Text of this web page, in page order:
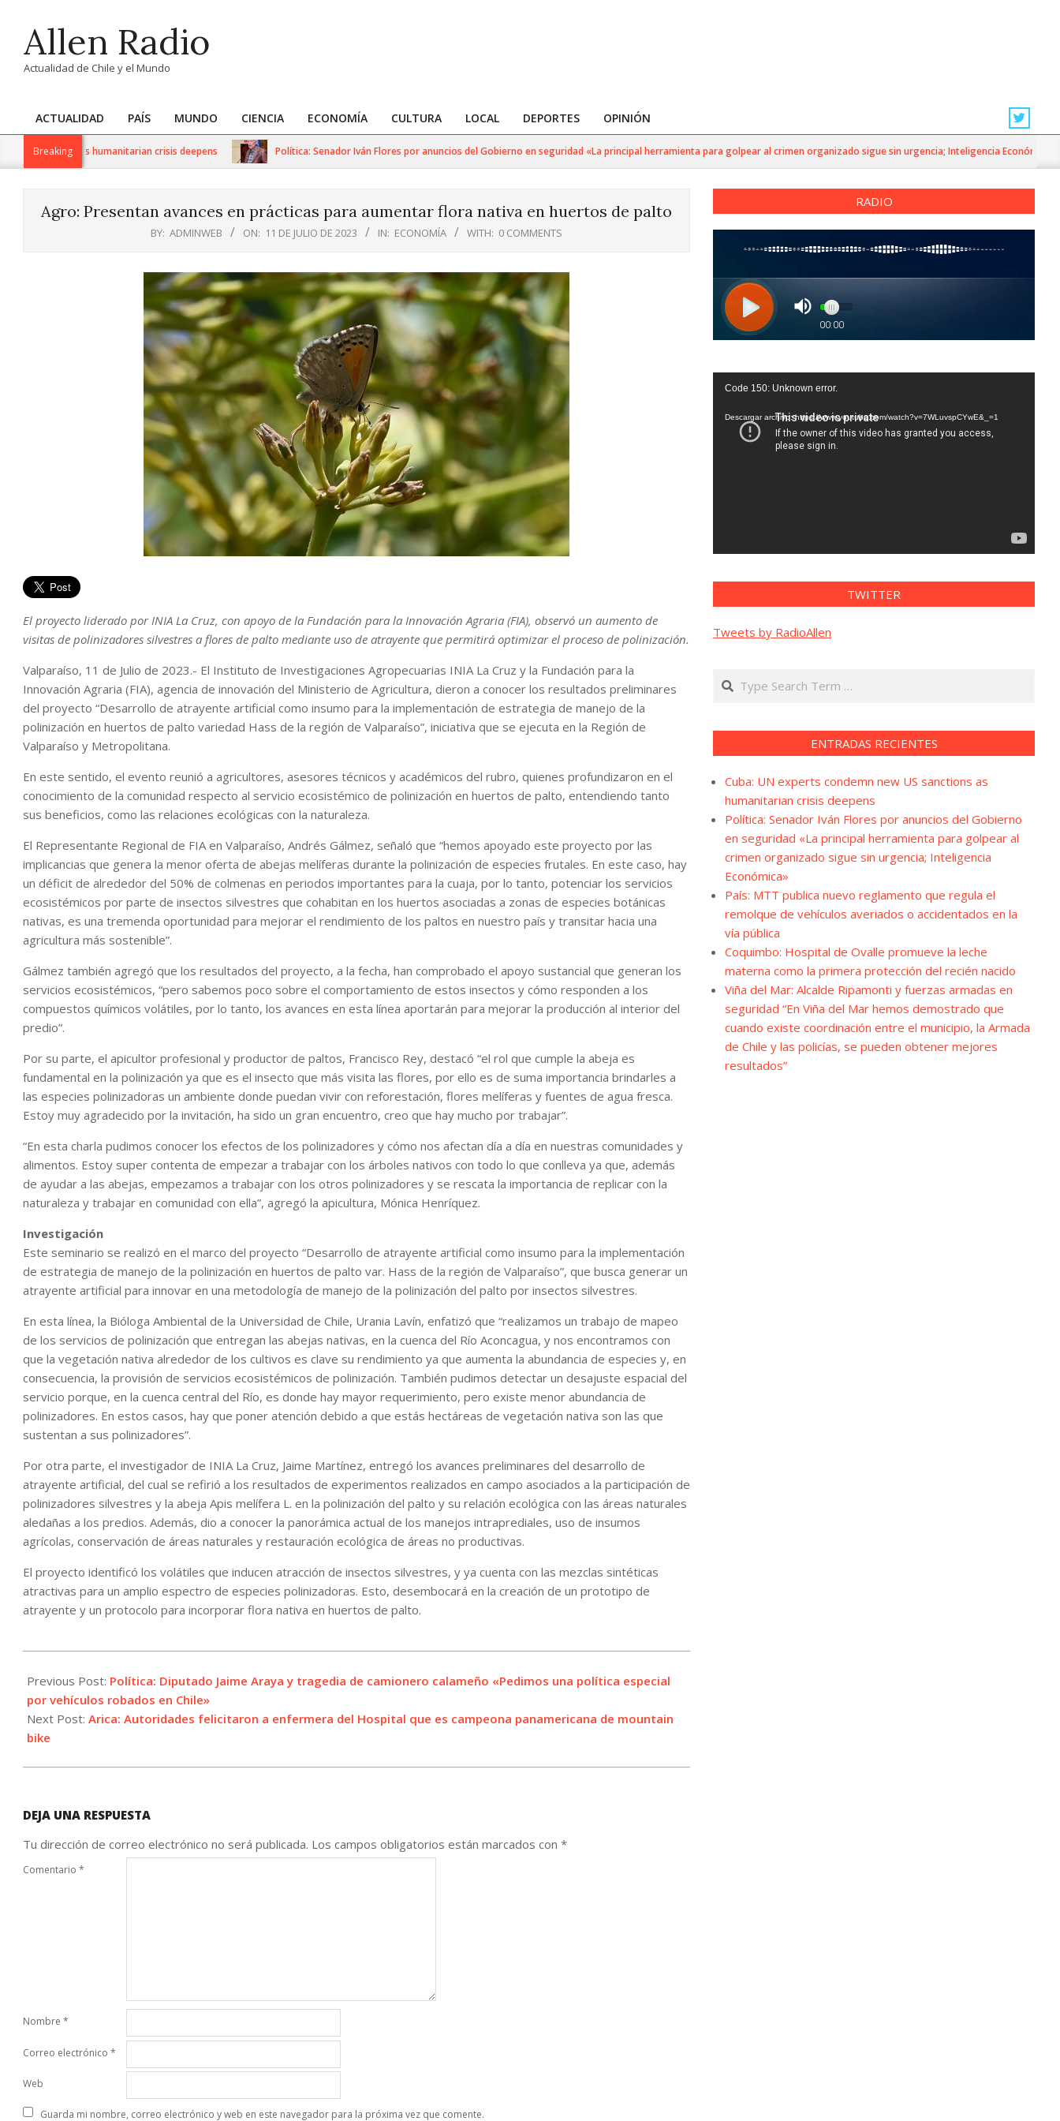
contentAllen Radio
Actualidad de Chile y el Mundo
Primary
Navigation
ACTUALIDAD PAÍS MUNDO CIENCIA ECONOMÍA CULTURA LOCAL DEPORTES OPINIÓN
Breaking
sanctions as humanitarian crisis deepens Política: Senador Iván Flores por anuncios del Gobierno en seguridad «La principal herramienta para golpear al crimen organizado sigue sin urgencia; Inteligencia Económica»
Agro: Presentan avances en prácticas para aumentar flora nativa en huertos de palto
BY: ADMINWEB ON: 11 DE JULIO DE 2023 IN: ECONOMÍA WITH: 0 COMMENTS
El proyecto liderado por INIA La Cruz, con apoyo de la Fundación para la Innovación Agraria (FIA), observó un aumento de
visitas de polinizadores silvestres a flores de palto mediante uso de atrayente que permitirá optimizar el proceso de polinización.
Valparaíso, 11 de Julio de 2023.- El Instituto de Investigaciones Agropecuarias INIA La Cruz y la Fundación para la
Innovación Agraria (FIA), agencia de innovación del Ministerio de Agricultura, dieron a conocer los resultados preliminares
del proyecto “Desarrollo de atrayente artificial como insumo para la implementación de estrategia de manejo de la
polinización en huertos de palto variedad Hass de la región de Valparaíso”, iniciativa que se ejecuta en la Región de
Valparaíso y Metropolitana.
En este sentido, el evento reunió a agricultores, asesores técnicos y académicos del rubro, quienes profundizaron en el
conocimiento de la comunidad respecto al servicio ecosistémico de polinización en huertos de palto, entendiendo tanto
sus beneficios, como las relaciones ecológicas con la naturaleza.
El Representante Regional de FIA en Valparaíso, Andrés Gálmez, señaló que “hemos apoyado este proyecto por las
implicancias que genera la menor oferta de abejas melíferas durante la polinización de especies frutales. En este caso, hay
un déficit de alrededor del 50% de colmenas en periodos importantes para la cuaja, por lo tanto, potenciar los servicios
ecosistémicos por parte de insectos silvestres que cohabitan en los huertos asociadas a zonas de especies botánicas
nativas, es una tremenda oportunidad para mejorar el rendimiento de los paltos en nuestro país y transitar hacia una
agricultura más sostenible”.
Gálmez también agregó que los resultados del proyecto, a la fecha, han comprobado el apoyo sustancial que generan los
servicios ecosistémicos, “pero sabemos poco sobre el comportamiento de estos insectos y cómo responden a los
compuestos químicos volátiles, por lo tanto, los avances en esta línea aportarán para mejorar la producción al interior del
predio”.
Por su parte, el apicultor profesional y productor de paltos, Francisco Rey, destacó “el rol que cumple la abeja es
fundamental en la polinización ya que es el insecto que más visita las flores, por ello es de suma importancia brindarles a
las especies polinizadoras un ambiente donde puedan vivir con reforestación, flores melíferas y fuentes de agua fresca.
Estoy muy agradecido por la invitación, ha sido un gran encuentro, creo que hay mucho por trabajar”.
“En esta charla pudimos conocer los efectos de los polinizadores y cómo nos afectan día a día en nuestras comunidades y
alimentos. Estoy super contenta de empezar a trabajar con los árboles nativos con todo lo que conlleva ya que, además
de ayudar a las abejas, empezamos a trabajar con los otros polinizadores y se rescata la importancia de replicar con la
naturaleza y trabajar en comunidad con ella”, agregó la apicultura, Mónica Henríquez.
Investigación
Este seminario se realizó en el marco del proyecto “Desarrollo de atrayente artificial como insumo para la implementación
de estrategia de manejo de la polinización en huertos de palto var. Hass de la región de Valparaíso”, que busca generar un
atrayente artificial para innovar en una metodología de manejo de la polinización del palto por insectos silvestres.
En esta línea, la Bióloga Ambiental de la Universidad de Chile, Urania Lavín, enfatizó que “realizamos un trabajo de mapeo
de los servicios de polinización que entregan las abejas nativas, en la cuenca del Río Aconcagua, y nos encontramos con
que la vegetación nativa alrededor de los cultivos es clave su rendimiento ya que aumenta la abundancia de especies y, en
consecuencia, la provisión de servicios ecosistémicos de polinización. También pudimos detectar un desajuste espacial del
servicio porque, en la cuenca central del Río, es donde hay mayor requerimiento, pero existe menor abundancia de
polinizadores. En estos casos, hay que poner atención debido a que estás hectáreas de vegetación nativa son las que
sustentan a sus polinizadores”.
Por otra parte, el investigador de INIA La Cruz, Jaime Martínez, entregó los avances preliminares del desarrollo de
atrayente artificial, del cual se refirió a los resultados de experimentos realizados en campo asociados a la participación de
polinizadores silvestres y la abeja Apis melífera L. en la polinización del palto y su relación ecológica con las áreas naturales
aledañas a los predios. Además, dio a conocer la panorámica actual de los manejos intraprediales, uso de insumos
agrícolas, conservación de áreas naturales y restauración ecológica de áreas no productivas.
El proyecto identificó los volátiles que inducen atracción de insectos silvestres, y ya cuenta con las mezclas sintéticas
atractivas para un amplio espectro de especies polinizadoras. Esto, desembocará en la creación de un prototipo de
atrayente y un protocolo para incorporar flora nativa en huertos de palto.
07-
11
Previous Post: Política: Diputado Jaime Araya y tragedia de camionero calameño «Pedimos una política especial
por vehículos robados en Chile»
Next Post: Arica: Autoridades felicitaron a enfermera del Hospital que es campeona panamericana de mountain
bike
DEJA UNA RESPUESTA
Tu dirección de correo electrónico no será publicada. Los campos obligatorios están marcados con *
Comentario *
Nombre *
Correo electrónico *
Web
Guarda mi nombre, correo electrónico y web en este navegador para la próxima vez que comente.
RADIO
Reproductor
vídeo
Code 150: Unknown error.
Descargar archivo: https://www.youtube.com/watch?v=7WLuvspCYwE&_=1
TWITTER
Tweets by RadioAllen
Search
ENTRADAS RECIENTES
Cuba: UN experts condemn new US sanctions as
humanitarian crisis deepens
Política: Senador Iván Flores por anuncios del Gobierno
en seguridad «La principal herramienta para golpear al
crimen organizado sigue sin urgencia; Inteligencia
Económica»
País: MTT publica nuevo reglamento que regula el
remolque de vehículos averiados o accidentados en la
vía pública
Coquimbo: Hospital de Ovalle promueve la leche
materna como la primera protección del recién nacido
Viña del Mar: Alcalde Ripamonti y fuerzas armadas en
seguridad “En Viña del Mar hemos demostrado que
cuando existe coordinación entre el municipio, la Armada
de Chile y las policías, se pueden obtener mejores
resultados”